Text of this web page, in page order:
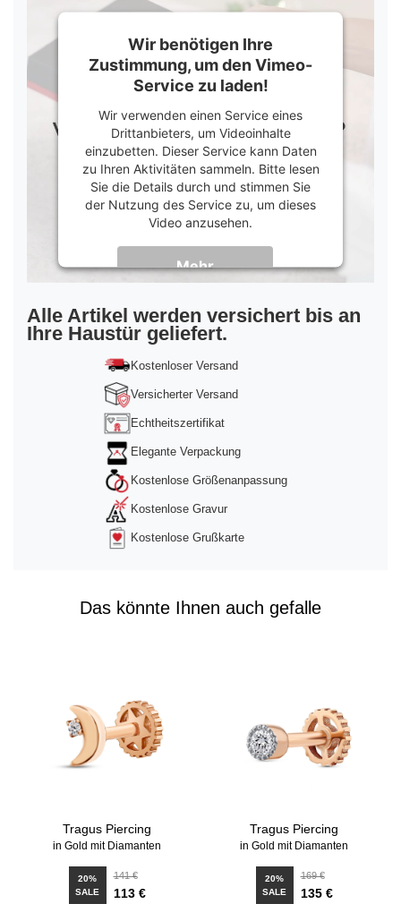
Wir benötigen Ihre
Zustimmung, um den Vimeo-
Service zu laden!
Wir verwenden einen Service eines
Drittanbieters, um Videoinhalte
einzubetten. Dieser Service kann Daten
zu Ihren Aktivitäten sammeln. Bitte lesen
Sie die Details durch und stimmen Sie
der Nutzung des Service zu, um dieses
Video anzusehen.
Mehr
Informationen
Akzeptieren
powered byUsercentrics Consent
Management Platform&Trusted Shops
Alle Artikel werden versichert bis an
Ihre Haustür geliefert.
Kostenloser Versand
Versicherter Versand
Echtheitszertifikat
Elegante Verpackung
Kostenlose Größenanpassung
Kostenlose Gravur
Kostenlose Grußkarte
Das könnte Ihnen auch gefalle
Tragus Piercing
in Gold mit Diamanten
20%
SALE
141 €
113 €
Tragus Piercing
in Gold mit Diamanten
20%
SALE
169 €
135 €